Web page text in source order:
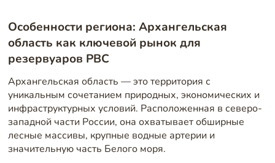
Особенности региона: Архангельская
область как ключевой рынок для
резервуаров РВС
Архангельская область — это территория с
уникальным сочетанием природных, экономических и
инфраструктурных условий. Расположенная в северо-
западной части России, она охватывает обширные
лесные массивы, крупные водные артерии и
значительную часть Белого моря.